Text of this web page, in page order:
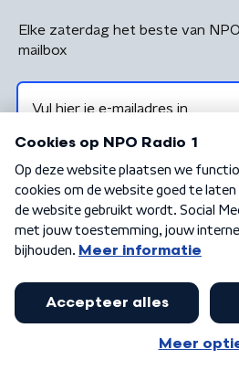
Elke zaterdag het beste van
mailbox
Algemene voorwaarden